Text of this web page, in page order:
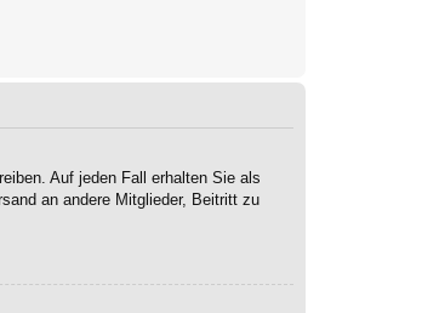
Auf jeden Fall erhalten Sie als
an andere Mitglieder, Beitritt zu